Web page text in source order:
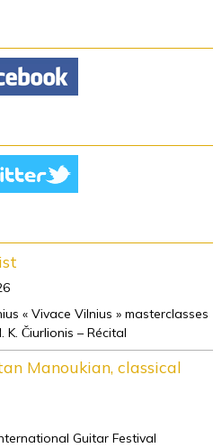
« Vivace Vilnius » masterclasses
Čiurlionis – Récital
Manoukian, classical
Guitar Festival